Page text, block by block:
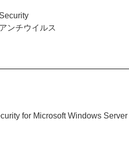
ンチウイルス
for Microsoft Windows Server